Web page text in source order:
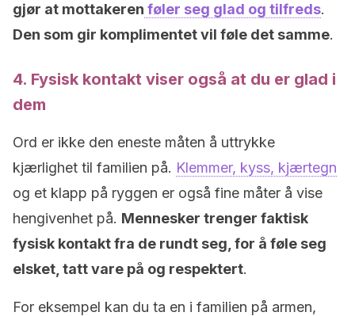
gjør at mottakeren føler seg glad og tilfreds.
Den som gir komplimentet vil føle det samme.
4. Fysisk kontakt viser også at du er glad i
dem
Ord er ikke den eneste måten å uttrykke
kjærlighet til familien på. Klemmer, kyss, kjærtegn
og et klapp på ryggen er også fine måter å vise
hengivenhet på. Mennesker trenger faktisk
fysisk kontakt fra de rundt seg, for å føle seg
elsket, tatt vare på og respektert.
For eksempel kan du ta en i familien på armen,